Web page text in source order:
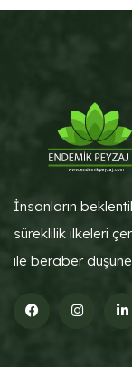
İnsanların
süreklilik ilkeleri
ile beraber